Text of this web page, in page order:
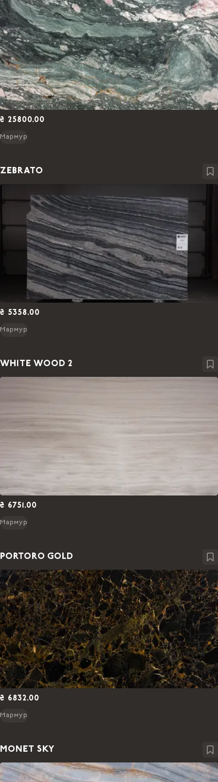
₴ 25800.00
Мармур
ZEBRATO
₴ 5358.00
Мармур
WHITE WOOD 2
₴ 6751.00
Мармур
PORTORO GOLD
₴ 6832.00
Мармур
MONET SKY